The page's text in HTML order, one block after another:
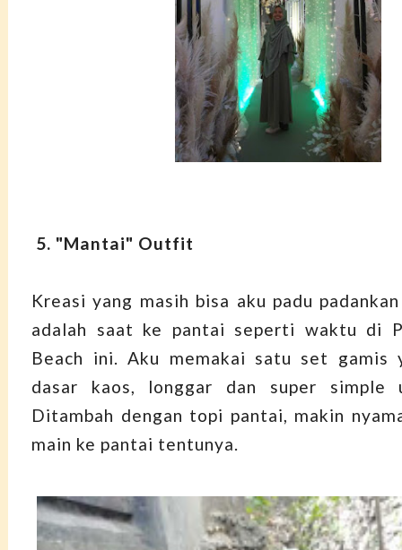
5. "Mantai" Outfit
Kreasi yang masih bisa aku padu
adalah saat ke pantai seperti waktu di
Beach ini. Aku memakai satu set gamis
dasar kaos, longgar dan super simple
Ditambah dengan topi pantai, makin
main ke pantai tentunya.